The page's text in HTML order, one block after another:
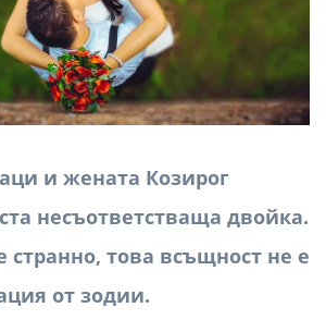
и жената Козирог
несъответстваща двойка.
странно, това всъщност не е
от зодии.